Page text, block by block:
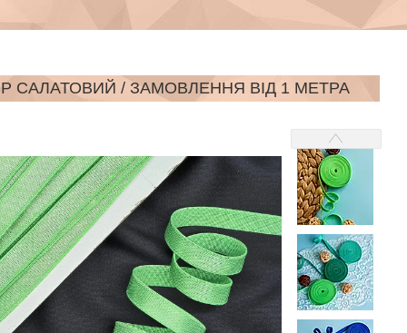
САЛАТОВИЙ / ЗАМОВЛЕННЯ ВІД 1 МЕТРА